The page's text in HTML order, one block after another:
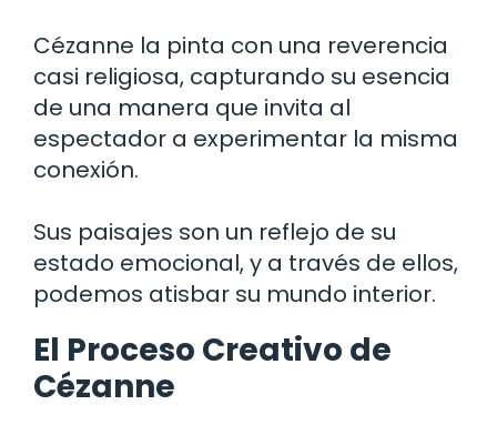
Cézanne la pinta con una reverencia
casi religiosa, capturando su esencia
de una manera que invita al
espectador a experimentar la misma
conexión.
Sus paisajes son un reflejo de su
estado emocional, y a través de ellos,
podemos atisbar su mundo interior.
El Proceso Creativo de
Cézanne